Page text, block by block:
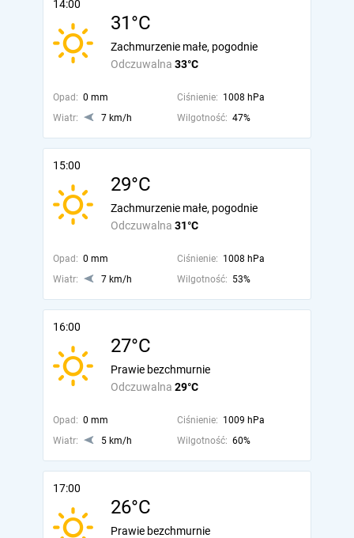
14:00
31°C
Odczuwalna 33°C
Zachmurzenie małe, pogodnie
Opad: 0 mm Ciśnienie: 1008 hPa
Wiatr:
7 km/h Wilgotność: 47%
15:00
29°C
Odczuwalna 31°C
Zachmurzenie małe, pogodnie
Opad: 0 mm Ciśnienie: 1008 hPa
Wiatr:
7 km/h Wilgotność: 53%
16:00
27°C
Odczuwalna 29°C
Prawie bezchmurnie
Opad: 0 mm Ciśnienie: 1009 hPa
Wiatr:
5 km/h Wilgotność: 60%
17:00
26°C
Prawie bezchmurnie